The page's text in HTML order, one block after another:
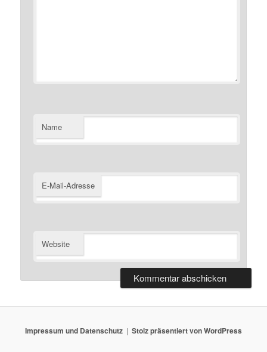
Name
E-Mail-Adresse
Website
Impressum und Datenschutz Stolz präsentiert von WordPress